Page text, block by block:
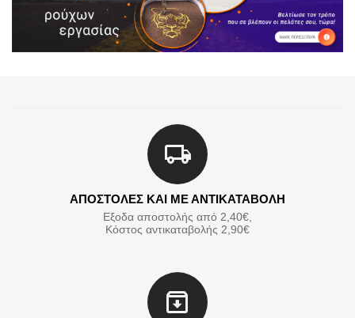
ΑΠΟΣΤΟΛΕΣ ΚΑΙ ΜΕ ΑΝΤΙΚΑΤΑΒΟΛΗ
Εξοδα αποστολής από 2,40€,
Κόστος αντικαταβολής 2,90€